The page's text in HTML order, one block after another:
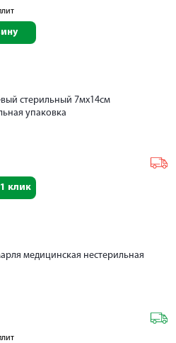
стерильный 7мх14см
упаковка
клик
медицинская нестерильная